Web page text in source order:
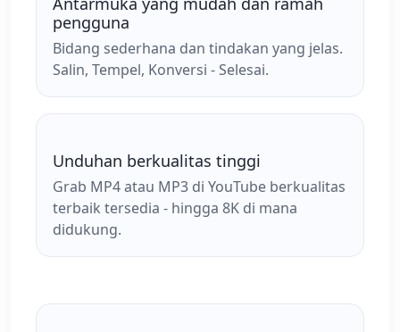
pengguna
Bidang sederhana dan tindakan yang jelas.
Salin, Tempel, Konversi - Selesai.
Unduhan berkualitas tinggi
Grab MP4 atau MP3 di YouTube berkualitas
terbaik tersedia - hingga 8K di mana
didukung.